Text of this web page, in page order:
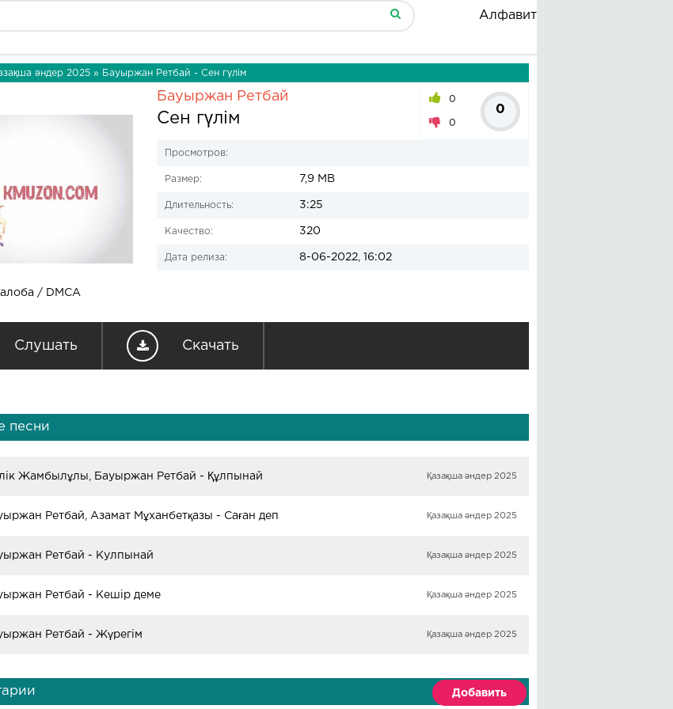
Алфавит
әндер 2025 » Бауыржан Ретбай - Сен гүлім
/ DMCA
Бауыржан Ретбай
Сен гүлім
0
0
0
Просмотров:
Размер: 7,9 MB
Длительность: 3:25
Качество: 320
Дата релиза: 8-06-2022, 16:02
Слушать Скачать
песни
Жамбылұлы, Бауыржан Ретбай - Құлпынай Қазақша әндер 2025
Ретбай, Азамат Мұханбетқазы - Саған деп Қазақша әндер 2025
Ретбай - Кулпынай Қазақша әндер 2025
Ретбай - Кешір деме Қазақша әндер 2025
Ретбай - Жүрегім Қазақша әндер 2025
Добавить